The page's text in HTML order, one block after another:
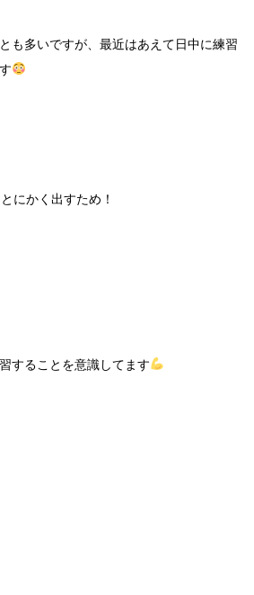
も多いですが、最近はあえて日中に練習
にかく出すため！
することを意識してます